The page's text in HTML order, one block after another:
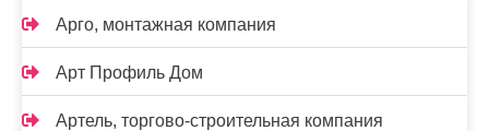
Арго, монтажная компания
Арт Профиль Дом
Артель, торгово-строительная компания